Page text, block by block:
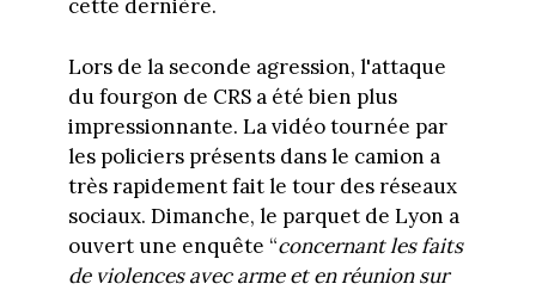
cette dernière.
Lors de la seconde agression, l'attaque
du fourgon de CRS a été bien plus
impressionnante. La vidéo tournée par
les policiers présents dans le camion a
très rapidement fait le tour des réseaux
sociaux. Dimanche, le parquet de Lyon a
ouvert une enquête “concernant les faits
de violences avec arme et en réunion sur